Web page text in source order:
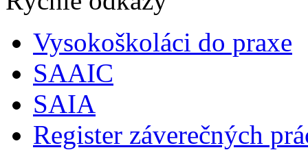
Vysokoškoláci do praxe
SAAIC
SAIA
Register záverečných